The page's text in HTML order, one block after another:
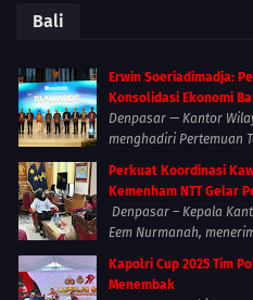
Bali
Erwin Soeriadimadja:
Konsolidasi Ekonomi
Denpasar — Kantor
menghadiri Pertemuan
Perkuat Koordinasi
Kemenham NTT Gelar
Denpasar – Kepala
Eem Nurmanah,
Kapolri Cup 2025 Tim
Menembak